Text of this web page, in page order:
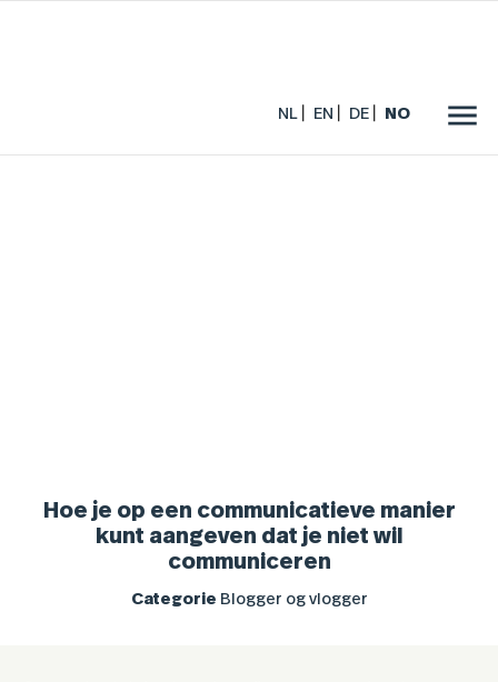
NL EN DE NO
Hoe je op een communicatieve manier
kunt aangeven dat je niet wil
communiceren
Categorie Blogger og vlogger